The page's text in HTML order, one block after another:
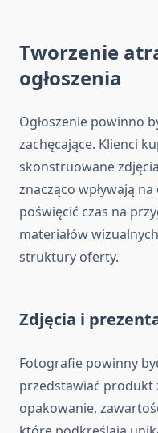
Tworzenie
ogłoszenia
Ogłoszenie powinno
zachęcające. Klienci
skonstruowane
znacząco wpływają
poświęcić czas na
materiałów
struktury oferty.
Zdjęcia i
Fotografie powinny
przedstawiać produkt
opakowanie,